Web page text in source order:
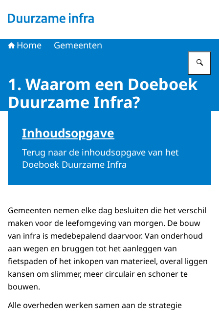
Home Gemeenten
1. Waarom een Doeboek
Duurzame Infra?
Inhoudsopgave
​Terug naar de inhoudsopgave van het
Doeboek Duurzame Infra
Gemeenten nemen elke dag besluiten die het verschil
maken voor de leefomgeving van morgen. De bouw
van infra is medebepalend daarvoor. Van onderhoud
aan wegen en bruggen tot het aanleggen van
fietspaden of het inkopen van materieel, overal liggen
kansen om slimmer, meer circulair en schoner te
bouwen.
Alle overheden werken samen aan de strategie